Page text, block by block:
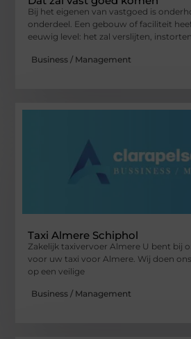
Bij het eigenen van vastgoed is
onderdeel. Een gebouw of faciliteit
eeuwig level: het zal verslijten,
Business / Management
Taxi Almere Schiphol
Zakelijk taxivervoer Almere U bent bij
voor uw taxi voor Almere. Wij doen
op een veilige
Business / Management